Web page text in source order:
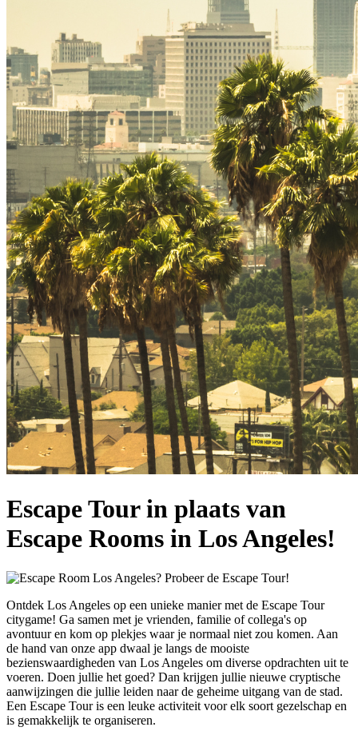
Escape Tour in plaats van
Escape Rooms in Los Angeles!
Ontdek Los Angeles op een unieke manier met de Escape Tour
citygame! Ga samen met je vrienden, familie of collega's op
avontuur en kom op plekjes waar je normaal niet zou komen. Aan
de hand van onze app dwaal je langs de mooiste
bezienswaardigheden van Los Angeles om diverse opdrachten uit te
voeren. Doen jullie het goed? Dan krijgen jullie nieuwe cryptische
aanwijzingen die jullie leiden naar de geheime uitgang van de stad.
Een Escape Tour is een leuke activiteit voor elk soort gezelschap en
is gemakkelijk te organiseren.